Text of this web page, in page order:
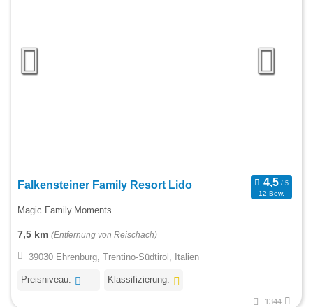
Falkensteiner Family Resort Lido
12 Bew.
Magic.Family.Moments.
7,5 km (Entfernung von Reischach)
39030 Ehrenburg, Trentino-Südtirol, Italien
Preisniveau: Klassifizierung:
1344